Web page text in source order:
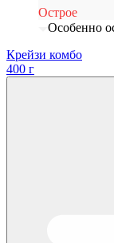
Острое
Особенно
Крейзи комбо
400 г